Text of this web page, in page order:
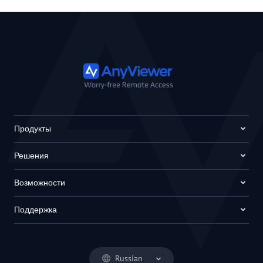
Russian
Продукты
Решения
Возможности
Поддержка